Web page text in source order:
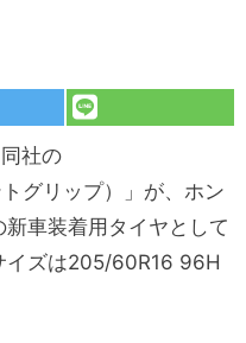
社の
グリップ）」が、ホン
車装着用タイヤとして
イズは205/60R16 96H